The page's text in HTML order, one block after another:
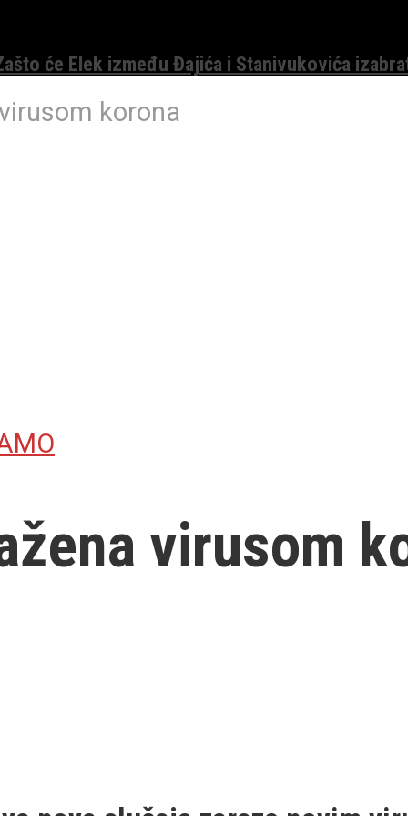
će Elek između Đajića i Stanivukovića
korona
virusom